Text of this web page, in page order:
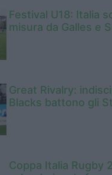
Festival U18: Italia
misura da Galles e
Great Rivalry:
Blacks battono gli
Coppa Italia Rugby